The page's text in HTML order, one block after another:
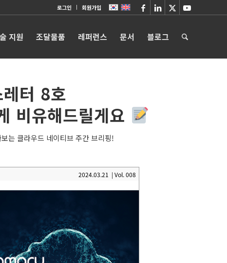
로그인 회원가입
지원 조달물품 레퍼런스 문서 블로그
터 8호
비유해드릴게요
는 클라우드 네이티브 주간 브리핑!
2024.03.21 | Vol. 008